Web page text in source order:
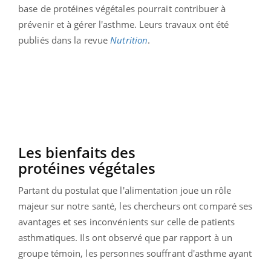
base de protéines végétales pourrait contribuer à
prévenir et à gérer l'asthme. Leurs travaux ont été
publiés dans la revueNutrition.
Les bienfaits des
protéines végétales
Partant du postulat que l'alimentation joue un rôle
majeur sur notre santé, les chercheurs ont comparé ses
avantages et ses inconvénients sur celle de patients
asthmatiques. Ils ont observé que par rapport à un
groupe témoin, les personnes souffrant d'asthme ayant